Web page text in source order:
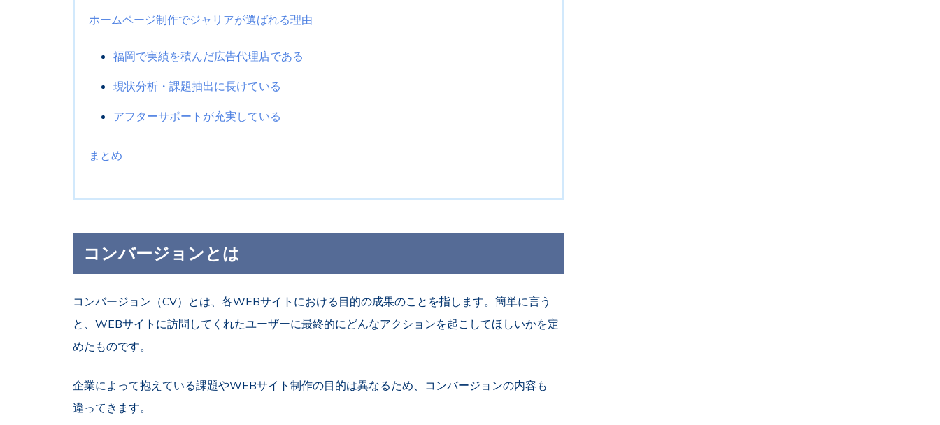
ホームページ制作でジャリアが選ばれる理由
福岡で実績を積んだ広告代理店である
現状分析・課題抽出に長けている
アフターサポートが充実している
まとめ
コンバージョンとは
コンバージョン（CV）とは、各WEBサイトにおける目的の成果のことを指します。簡単に言う
と、WEBサイトに訪問してくれたユーザーに最終的にどんなアクションを起こしてほしいかを定
めたものです。
企業によって抱えている課題やWEBサイト制作の目的は異なるため、コンバージョンの内容も
違ってきます。